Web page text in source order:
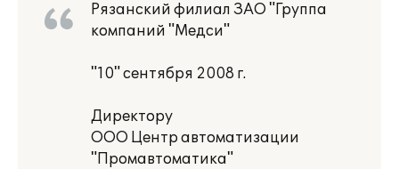
Рязанский филиал ЗАО "Группа
компаний "Медси"
"10" сентября 2008 г.
Директору
ООО Центр автоматизации
"Промавтоматика"